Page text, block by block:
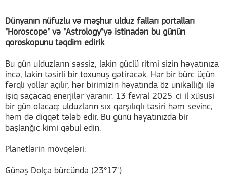
Dünyanın nüfuzlu və məşhur ulduz falları portalları
"Horoscope" və "Astrology"yə istinadən bu günün
qoroskopunu təqdim edirik
Bu gün ulduzların səssiz, lakin güclü ritmi sizin həyatınıza
incə, lakin təsirli bir toxunuş gətirəcək. Hər bir bürc üçün
fərqli yollar açılır, hər birimizin həyatında öz unikallığı ilə
işıq saçacaq enerjilər yaranır. 13 fevral 2025-ci il xüsusi
bir gün olacaq: ulduzların sıx qarşılıqlı təsiri həm sevinc,
həm də diqqət tələb edir. Bu günü həyatınızda bir
başlanğıc kimi qəbul edin.
Planetlərin mövqeləri:
Günəş Dolça bürcündə (23°17')